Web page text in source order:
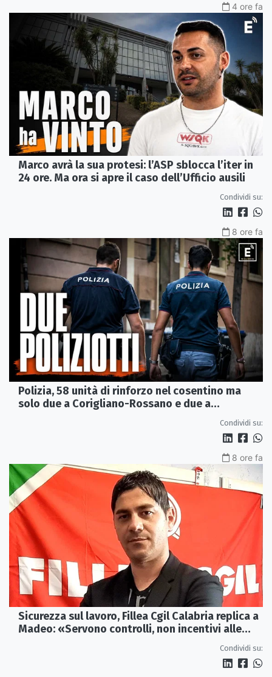
4 ore fa
Marco avrà la sua protesi: l’ASP sblocca l’iter in
24 ore. Ma ora si apre il caso dell’Ufficio ausili
Condividi su:
8 ore fa
Polizia, 58 unità di rinforzo nel cosentino ma
solo due a Corigliano-Rossano e due a
Condividi su:
8 ore fa
Sicurezza sul lavoro, Fillea Cgil Calabria replica a
Madeo: «Servono controlli, non incentivi alle
Condividi su: